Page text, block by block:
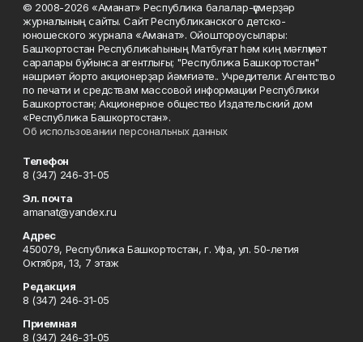
© 2008-2026 «Аманат» Республика балалар-үҫмерҙәр
журналының сайты. Сайт Республиканского детско-
юношеского журнала «Аманат». Ойоштороусылары:
Башҡортостан Республикаһының Матбуғат һәм киң мәғлүмәт
саралары буйынса агентлығы; "Республика Башкортостан"
нәшриәт йорто акционерҙар йәмғиәте.. Учредители: Агентство
по печати и средствам массовой информации Республики
Башкортостан; Акционерное общество Издательский дом
«Республика Башкортостан».
Об использовании персональных данных
Телефон
8 (347) 246-31-05
Эл. почта
amanat@yandex.ru
Адрес
450079, Республика Башкортостан, г. Уфа, ул. 50-летия
Октября, 13, 7 этаж
Редакция
8 (347) 246-31-05
Приемная
8 (347) 246-31-05